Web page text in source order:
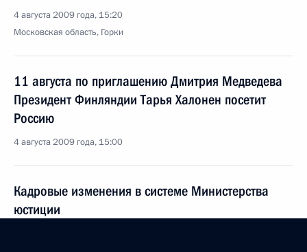
4 августа 2009 года, 15:20
Московская область, Горки
11 августа по приглашению Дмитрия Медведева
Президент Финляндии Тарья Халонен посетит
Россию
4 августа 2009 года, 15:00
Кадровые изменения в системе Министерства
юстиции